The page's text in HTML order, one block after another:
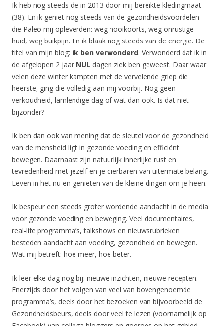
Ik heb nog steeds de in 2013 door mij bereikte kledingmaat
(38). En ik geniet nog steeds van de gezondheidsvoordelen
die Paleo mij opleverden: weg hooikoorts, weg onrustige
huid, weg buikpijn. En ik blaak nog steeds van de energie. De
titel van mijn blog: ik ben verwonderd. Verwonderd dat ik in
de afgelopen 2 jaar NUL dagen ziek ben geweest. Daar waar
velen deze winter kampten met de vervelende griep die
heerste, ging die volledig aan mij voorbij. Nog geen
verkoudheid, lamlendige dag of wat dan ook. Is dat niet
bijzonder?
Ik ben dan ook van mening dat de sleutel voor de gezondheid
van de mensheid ligt in gezonde voeding en efficiënt
bewegen. Daarnaast zijn natuurlijk innerlijke rust en
tevredenheid met jezelf en je dierbaren van uitermate belang.
Leven in het nu en genieten van de kleine dingen om je heen.
Ik bespeur een steeds groter wordende aandacht in de media
voor gezonde voeding en beweging. Veel documentaires,
real-life programma’s, talkshows en nieuwsrubrieken
besteden aandacht aan voeding, gezondheid en bewegen.
Wat mij betreft: hoe meer, hoe beter.
Ik leer elke dag nog bij: nieuwe inzichten, nieuwe recepten.
Enerzijds door het volgen van veel van bovengenoemde
programma’s, deels door het bezoeken van bijvoorbeeld de
Gezondheidsbeurs, deels door veel te lezen (voornamelijk op